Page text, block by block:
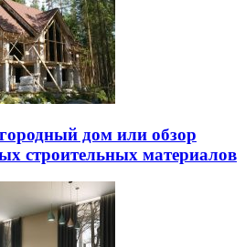
дом или обзор
строительных материалов